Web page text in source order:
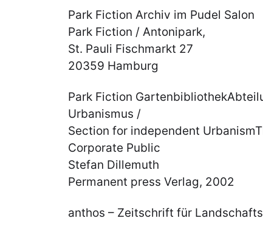
Park Fiction Archiv im Pudel Salon
Park Fiction / Antonipark,
St. Pauli Fischmarkt 27
20359 Hamburg
Park Fiction
Urbanismus /
Section for independent
Corporate Public
Stefan Dillemuth
Permanent press Verlag, 2002
anthos – Zeitschrift für